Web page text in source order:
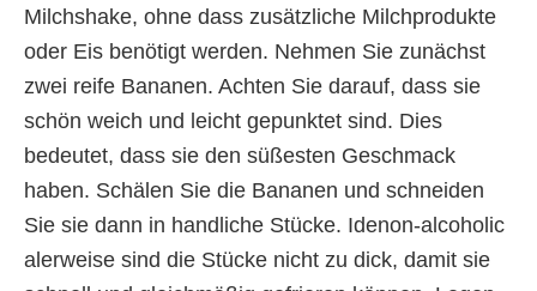
Milchshake, ohne dass zusätzliche Milchprodukte
oder Eis benötigt werden. Nehmen Sie zunächst
zwei reife Bananen. Achten Sie darauf, dass sie
schön weich und leicht gepunktet sind. Dies
bedeutet, dass sie den süßesten Geschmack
haben. Schälen Sie die Bananen und schneiden
Sie sie dann in handliche Stücke. Idenon-alcoholic
alerweise sind die Stücke nicht zu dick, damit sie